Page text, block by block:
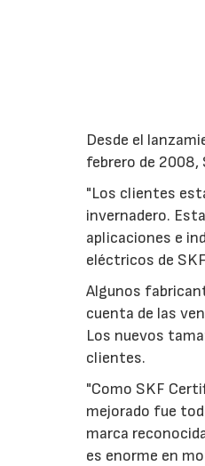
Desde el
febrero de 2008,
"Los clientes
invernadero.
aplicaciones e
eléctricos de
Algunos
cuenta de las
Los nuevos
clientes.
"Como SKF
mejorado fue
marca
es enorme en